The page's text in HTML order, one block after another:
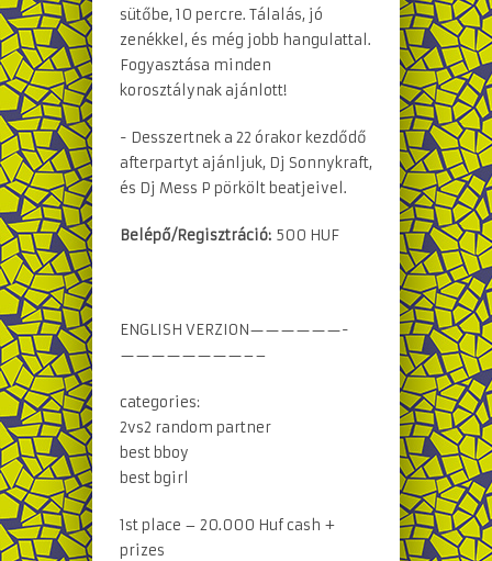
sütőbe, 10 percre. Tálalás, jó
zenékkel, és még jobb hangulattal.
Fogyasztása minden
korosztálynak ajánlott!
- Desszertnek a 22 órakor kezdődő
afterpartyt ajánljuk, Dj Sonnykraft,
és Dj Mess P pörkölt beatjeivel.
Belépő/Regisztráció: 500 HUF
ENGLISH VERZION——————-
————————––
categories:
2vs2 random partner
best bboy
best bgirl
1st place – 20.000 Huf cash +
prizes